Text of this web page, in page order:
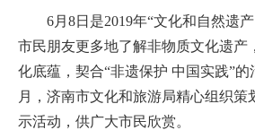
6月8日是2019年“文化和自然遗产
市民朋友更多地了解非物质文化遗产
化底蕴，契合“非遗保护 中国实践”
月，济南市文化和旅游局精心组织策
示活动，供广大市民欣赏。